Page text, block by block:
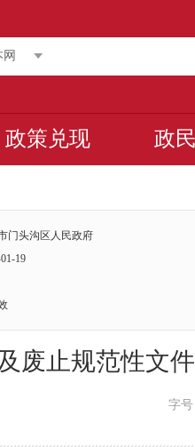
政策兑现 政
门头沟区人民政府
19
废止规范性文
字号